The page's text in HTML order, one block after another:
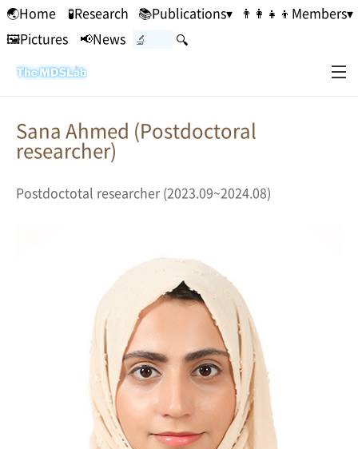
🌏Home 🧪Research 📚Publications▾ 👨‍👩‍👧‍👦Members▾
🖼Pictures
📢News 🔍
본문 바로가기
Sana Ahmed (Postdoctoral
researcher)
Postdoctotal researcher (2023.09~2024.08)